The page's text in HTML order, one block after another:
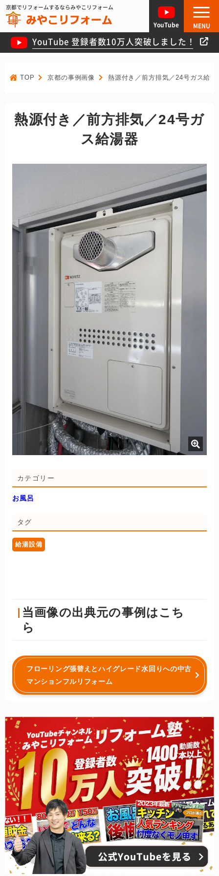
京都でリフォームするならみやこリフォーム
YouTube 登録者数10万人突破しました！
YouTube MENU
TOP 京都の事例画像 熱源付き／前方排気／24号ガス給湯
熱源付き／前方排気／24号ガ
ス給湯器
カテゴリー
お風呂
タグ
給湯設備
当画像の出典元の事例はこち
ら
フローリング張替えとハイグレード水回りへの中古
マンションフルリフォーム